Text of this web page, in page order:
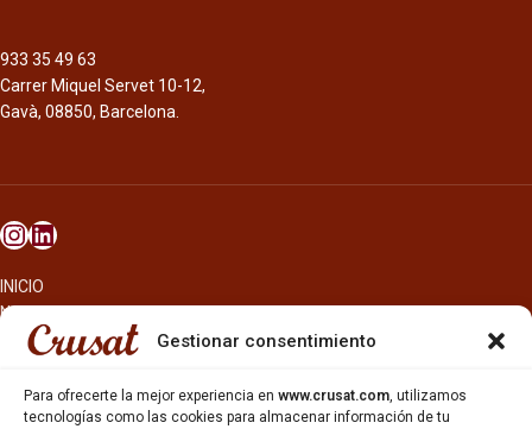
Gestionar consentimiento
Para ofrecerte la mejor experiencia en www.crusat.com, utilizamos
tecnologías como las cookies para almacenar información de tu
933 35 49 63
Carrer Miquel Servet 10-12,
Gavà, 08850, Barcelona.
INICIO
NOSOTROS
CERVEZAS
OTROS PRODUCTOS
REPARTO EN BARCELONA